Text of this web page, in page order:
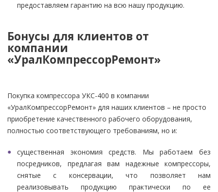
предоставляем гарантию на всю нашу продукцию.
Бонусы для клиентов от
компании
«УралКомпрессорРемонт»
Покупка компрессора УКС-400 в компании
«УралКомпрессорРемонт» для наших клиентов – не просто
приобретение качественного рабочего оборудования,
полностью соответствующего требованиям, но и:
существенная экономия средств. Мы работаем без
посредников, предлагая вам надежные компрессоры,
снятые с консервации, что позволяет нам
реализовывать продукцию практически по ее